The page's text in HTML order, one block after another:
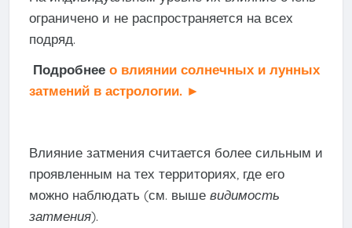
ограничено и не распространяется на всех
подряд.
Подробнее о влиянии солнечных и лунных
затмений в астрологии. ►
Влияние затмения считается более сильным и
проявленным на тех территориях, где его
можно наблюдать (см. выше видимость
затмения).